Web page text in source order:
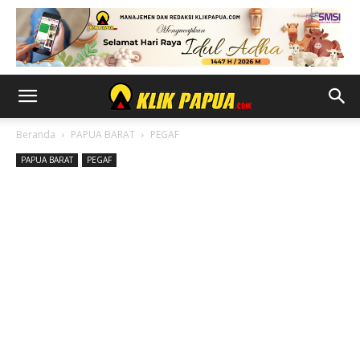
Beranda PAPUA BARAT PEGAF
PAPUA BARAT PEGAF